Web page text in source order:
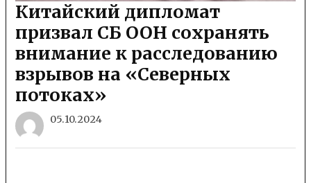
Китайский дипломат
призвал СБ ООН сохранять
внимание к расследованию
взрывов на «Северных
потоках»
05.10.2024